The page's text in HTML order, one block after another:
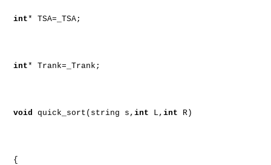
int* TSA=_TSA;
int* Trank=_Trank;
void quick_sort(string s, int L, int R)
{